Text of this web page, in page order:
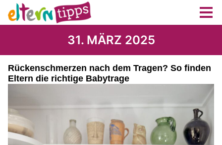
31. MÄRZ 2025
Rückenschmerzen nach dem Tragen? So finden
Eltern die richtige Babytrage